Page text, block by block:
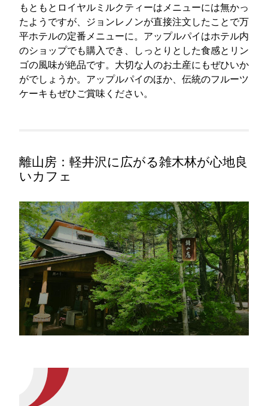
もともとロイヤルミルクティーはメニューには無かっ
たようですが、ジョンレノンが直接注文したことで万
平ホテルの定番メニューに。アップルパイはホテル内
のショップでも購入でき、しっとりとした食感とリン
ゴの風味が絶品です。大切な人のお土産にもぜひいか
がでしょうか。アップルパイのほか、伝統のフルーツ
ケーキもぜひご賞味ください。
離山房：軽井沢に広がる雑木林が心地良
いカフェ